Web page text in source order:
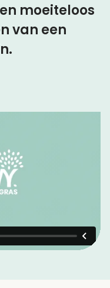
moeiteloos
van een